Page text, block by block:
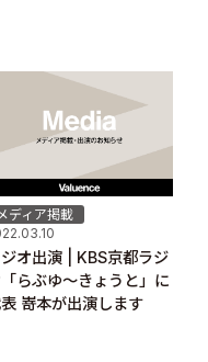
ディア掲載
オ出演 | KBS京都ラジ
らぶゆ～きょうと」に
嵜本が出演します